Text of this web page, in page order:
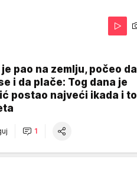
pao na zemlju, počeo da
i da plače: Tog dana je
postao najveći ikada i to
1